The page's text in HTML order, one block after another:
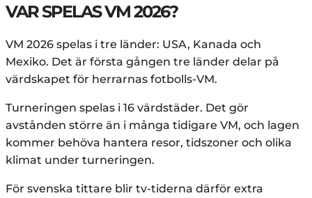
VAR SPELAS VM 2026?
VM 2026 spelas i tre länder: USA, Kanada och
Mexiko. Det är första gången tre länder delar på
värdskapet för herrarnas fotbolls-VM.
Turneringen spelas i 16 värdstäder. Det gör
avstånden större än i många tidigare VM, och lagen
kommer behöva hantera resor, tidszoner och olika
klimat under turneringen.
För svenska tittare blir tv-tiderna därför extra